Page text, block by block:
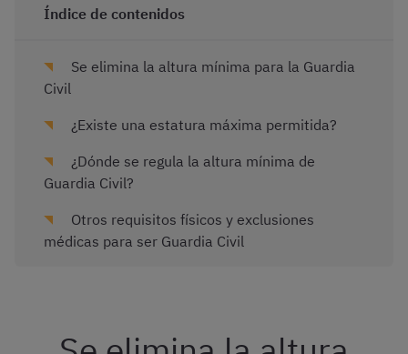
Índice de contenidos
Se elimina la altura mínima para la Guardia
Civil
¿Existe una estatura máxima permitida?
¿Dónde se regula la altura mínima de
Guardia Civil?
Otros requisitos físicos y exclusiones
médicas para ser Guardia Civil